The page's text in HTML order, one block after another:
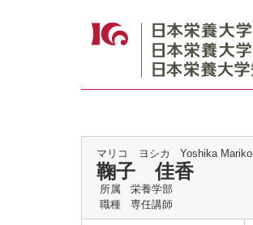
マリコ ヨシカ Yoshika Mariko
鞠子 佳香
所属
栄養学部
職種
専任講師